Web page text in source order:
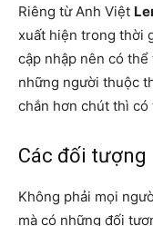
Riêng từ Anh Việt
xuất hiện trong thời
cập nhập nên có
những người thuộc
chắn hơn chút thì có
Các đối tượng
Không phải mọi
mà có những đối